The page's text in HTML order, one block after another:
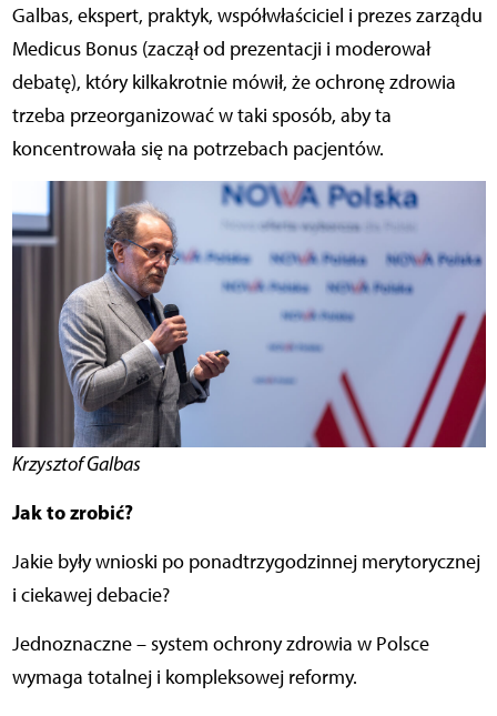
Galbas, ekspert, praktyk, współwłaściciel i prezes zarządu
Medicus Bonus (zaczął od prezentacji i moderował
debatę), który kilkakrotnie mówił, że ochronę zdrowia
trzeba przeorganizować w taki sposób, aby ta
koncentrowała się na potrzebach pacjentów.
Krzysztof Galbas
Jak to zrobić?
Jakie były wnioski po ponadtrzygodzinnej merytorycznej
i ciekawej debacie?
Jednoznaczne – system ochrony zdrowia w Polsce
wymaga totalnej i kompleksowej reformy.